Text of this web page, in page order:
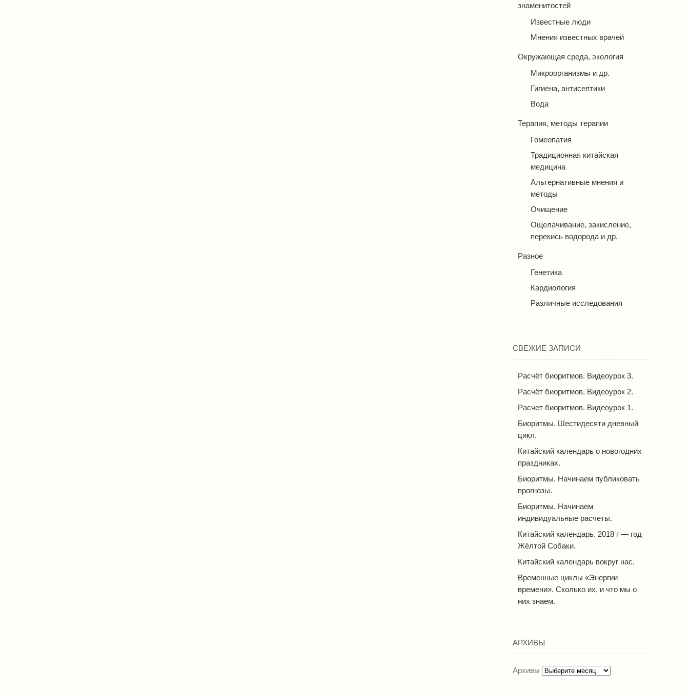
знаменитостей
Известные люди
Мнения известных врачей
Окружающая среда, экология
Микроорганизмы и др.
Гигиена, антисептики
Вода
Терапия, методы терапии
Гомеопатия
Традиционная китайская
медицина
Альтернативные мнения и
методы
Очищение
Ощелачивание, закисление,
перекись водорода и др.
Разное
Генетика
Кардиология
Различные исследования
СВЕЖИЕ ЗАПИСИ
Расчёт биоритмов. Видеоурок 3.
Расчёт биоритмов. Видеоурок 2.
Расчет биоритмов. Видеоурок 1.
Биоритмы. Шестидесяти дневный
цикл.
Китайский календарь о новогодних
праздниках.
Биоритмы. Начинаем публиковать
прогнозы.
Биоритмы. Начинаем
индивидуальные расчеты.
Китайский календарь. 2018 г — год
Жёлтой Собаки.
Китайский календарь вокруг нас.
Временные циклы «Энергии
времени». Сколько их, и что мы о
них знаем.
АРХИВЫ
Архивы